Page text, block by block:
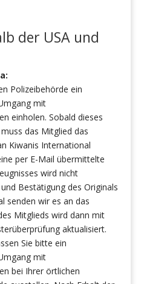
der USA und
Polizeibehörde ein
mit
einholen. Sobald dieses
das Mitglied das
Kiwanis International
per E-Mail übermittelte
wird nicht
Bestätigung des Originals
senden wir es an das
Mitglieds wird dann mit
aktualisiert.
Sie bitte ein
mit
bei Ihrer örtlichen